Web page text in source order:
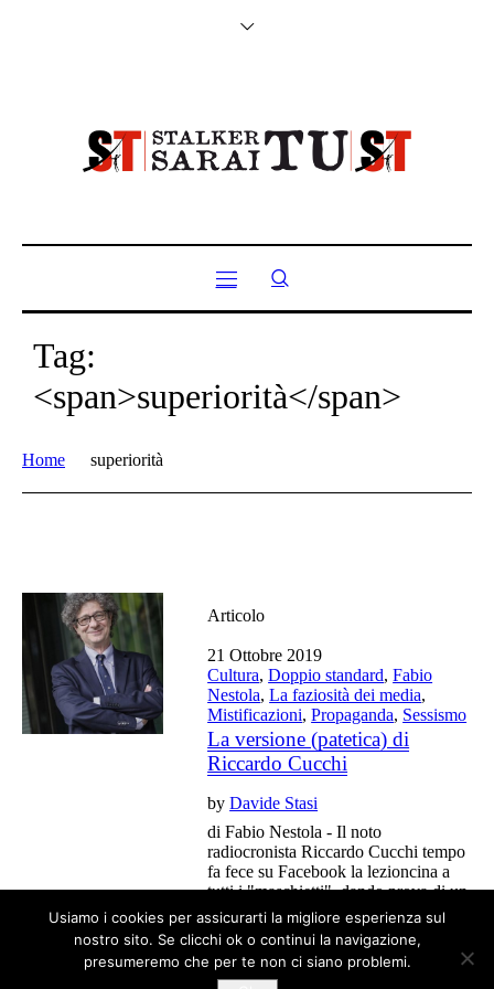
Tag:
<span>superiorità</span>
Home superiorità
Articolo
21 Ottobre 2019
Cultura,Doppio standard,Fabio
Nestola,La faziosità dei media,
Mistificazioni,Propaganda, Sessismo
La versione (patetica) di
Riccardo Cucchi
byDavide Stasi
di Fabio Nestola - Il noto
radiocronista Riccardo Cucchi tempo
fa fece su Facebook la lezioncina a
tutti i "maschietti", dando prova di un
disagio tutto da analizzare.
Usiamo i cookies per assicurarti la migliore esperienza sul
nostro sito. Se clicchi ok o continui la navigazione,
presumeremo che per te non ci siano problemi.